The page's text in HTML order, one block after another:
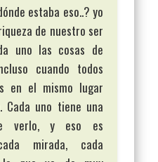
estaba eso..? yo
de nuestro ser
uno las cosas de
cuando todos
en el mismo lugar
uno tiene una
verlo, y eso es
mirada, cada